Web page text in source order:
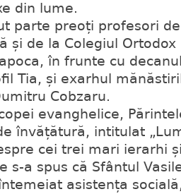
din lume.
parte preoți profesori
și de la Colegiul
în frunte cu
Tia, și exarhul
Cobzaru.
evanghelice,
învățătură, intitulat
cei trei mari ierarhi
s-a spus că Sfântul
asistența